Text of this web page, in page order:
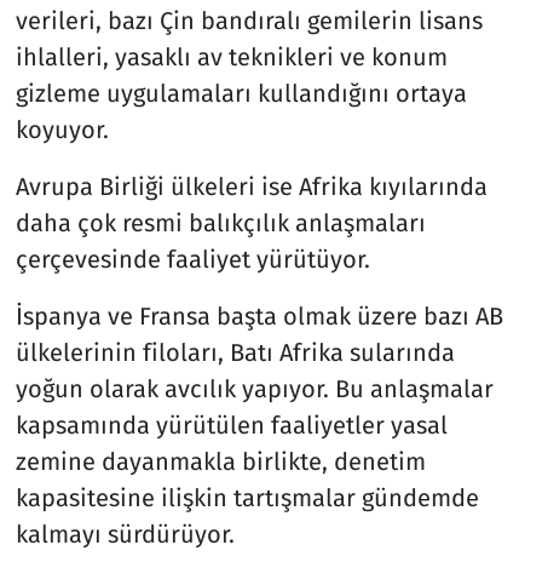
verileri, bazı Çin bandıralı gemilerin lisans
ihlalleri, yasaklı av teknikleri ve konum
gizleme uygulamaları kullandığını ortaya
koyuyor.
Avrupa Birliği ülkeleri ise Afrika kıyılarında
daha çok resmi balıkçılık anlaşmaları
çerçevesinde faaliyet yürütüyor.
İspanya ve Fransa başta olmak üzere bazı AB
ülkelerinin filoları, Batı Afrika sularında
yoğun olarak avcılık yapıyor. Bu anlaşmalar
kapsamında yürütülen faaliyetler yasal
zemine dayanmakla birlikte, denetim
kapasitesine ilişkin tartışmalar gündemde
kalmayı sürdürüyor.